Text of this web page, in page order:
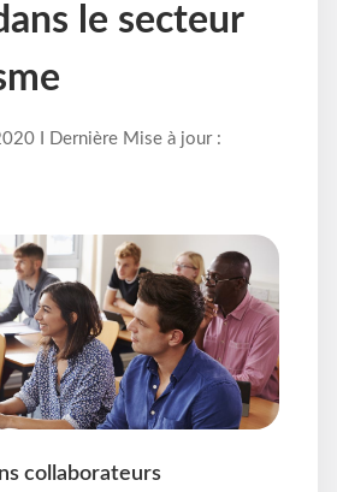
le secteur
I Dernière Mise à jour :
collaborateurs